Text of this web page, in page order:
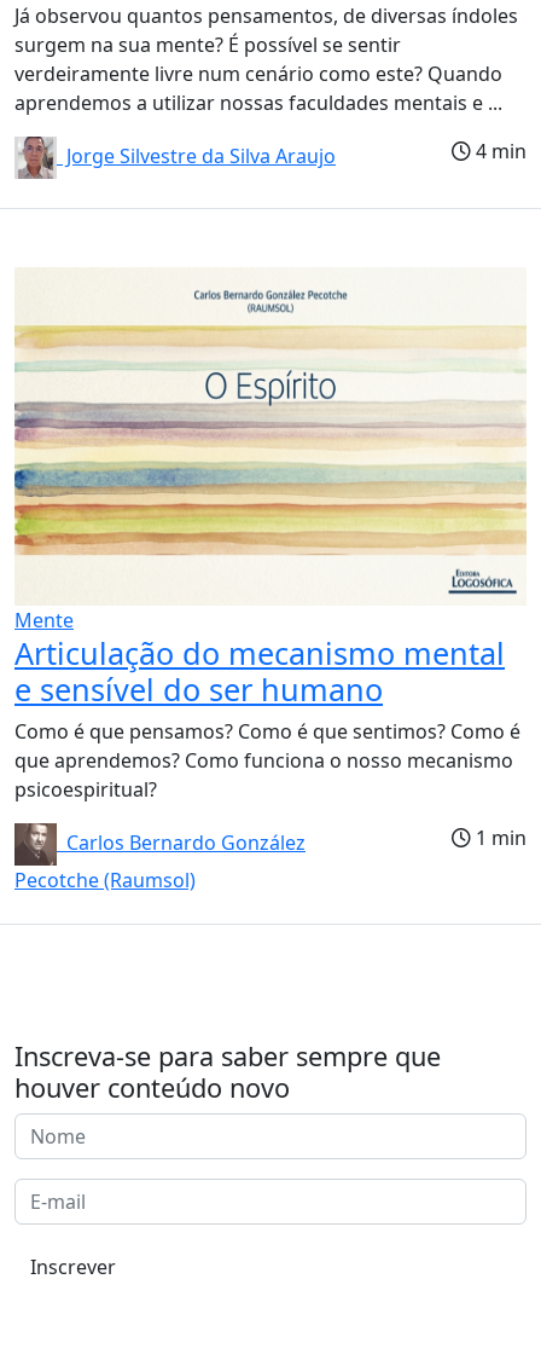
Já observou quantos pensamentos, de diversas índoles
surgem na sua mente? É possível se sentir
verdeiramente livre num cenário como este? Quando
aprendemos a utilizar nossas faculdades mentais e ...
Jorge Silvestre da Silva Araujo
4 min
Mente
Articulação do mecanismo mental
e sensível do ser humano
Como é que pensamos? Como é que sentimos? Como é
que aprendemos? Como funciona o nosso mecanismo
psicoespiritual?
Carlos Bernardo González
Pecotche (Raumsol)
1 min
Inscreva-se para saber sempre que
houver conteúdo novo
Inscrever